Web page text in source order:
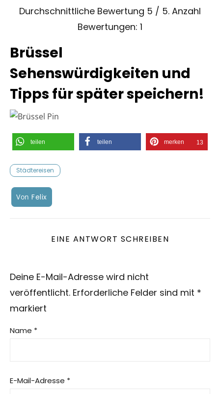
Durchschnittliche Bewertung 5 / 5. Anzahl
Bewertungen: 1
Brüssel
Sehenswürdigkeiten und
Tipps für später speichern!
teilen teilen merken 13
Städtereisen
Von Felix
EINE ANTWORT SCHREIBEN
Deine E-Mail-Adresse wird nicht
veröffentlicht. Erforderliche Felder sind mit *
markiert
Name *
E-Mail-Adresse *